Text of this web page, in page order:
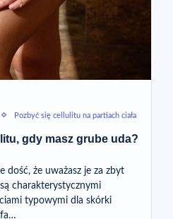
Pozbyć się cellulitu na partiach ciała
gdy masz grube uda?
dość, że uważasz je za zbyt
charakterystycznymi
typowymi dla skórki